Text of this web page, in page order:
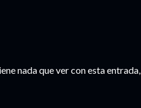
nada que ver con esta entrada,